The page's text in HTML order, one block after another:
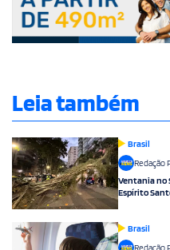
Leia também
Brasil
Redação
Ventania no
Espírito
Brasil
Redação